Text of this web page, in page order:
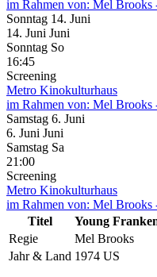
im Rahmen von: Mel Brooks
Sonntag 14. Juni
14. Juni Juni
Sonntag So
16:45
Screening
Metro Kinokulturhaus
im Rahmen von: Mel Brooks
Samstag 6. Juni
6. Juni Juni
Samstag Sa
21:00
Screening
Metro Kinokulturhaus
im Rahmen von: Mel Brooks
Titel
Young
Regie
Mel Brooks
Jahr & Land 1974 US